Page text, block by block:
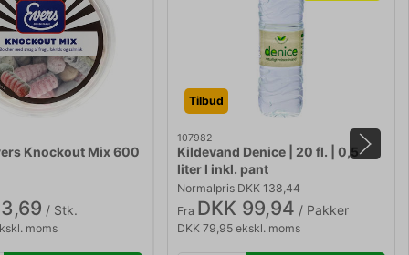
Knockout Mix 600
/ Stk.
moms
Tilbud
107982
Kildevand Denice | 20 fl. | 0,5
liter l inkl. pant
Normalpris DKK 138,44
Fra DKK 99,94 / Pakker
DKK 79,95 ekskl. moms